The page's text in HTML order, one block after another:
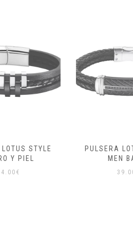
PULSERA LOTUS STYLE